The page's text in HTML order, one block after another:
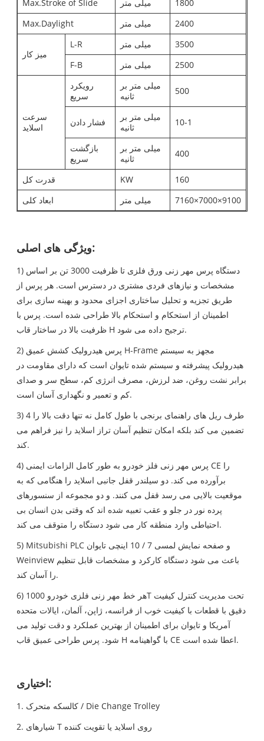
Max.Stroke of Slide میلی متر
1800
Max.Daylight
میلی متر 2400
میز کار
L-R میلی متر
3500
F-B
میلی متر 2500
سرعت
اسلاید
رویکرد
سریع
میلی متر بر
ثانیه
500
فشار دادن
میلی متر بر
ثانیه
10-1
بازگشت
سریع
میلی متر بر
ثانیه
400
قدرت کل KW
160
ابعاد کلی
میلی متر 7160×7000×9100
ویژگی های اصلی:
1) دستگاه پرس مهر زنی ورق فلزی تا ظرفیت 3000 تن بر اساس
مشخصات و نیازهای فردی مشتری در دسترس است. هر پرس از
طریق تجزیه و تحلیل ساختاری اجزای محدود و بهینه سازی برای
اطمینان از استحکام و استحکام بالا طراحی شده است. پرس با
ظرفیت بالا در ساختار قاب H ترجیح داده می شود.
2) پرس هیدرولیک کشش عمیق H-Frame مجهز به سیستم
هیدرولیک پیشرفته و سیستم شده تایوان است که دارای مقاومت در
برابر نشت روغن، ضد لرزش، مصرف انرژی کم، سطح سر و صدای
کم و تعمیر و نگهداری آسان است.
3) 4 طرف ریل های راهنمای برنجی با طول کامل نه تنها دقت بالا را
تضمین می کند بلکه امکان تنظیم آسان تراز اسلاید را نیز فراهم می
کند.
4) پرس مهر زنی فلز خودرو به طور کامل الزامات ایمنی CE را
برآورده می کند. دو سیلندر قفل جانبی اسلاید را هنگامی که به
موقعیت بالایی می رسد قفل می کنند. و دو مجموعه از سنسورهای
پرده نور در جلو و عقب تعبیه شده اند که وقتی بدن انسان بی
احتیاطی وارد منطقه کار می شود دستگاه را متوقف می کند.
5) Mitsubishi PLC و صفحه نمایش لمسی 7 / 10 اینچی تایوان
Weinview باعث می شود دستگاه کارکرد و مشخصات قابل تنظیم
را آسان کند.
6) هر خط مهر زنی فلزی خودرو 1000T تحت مدیریت کنترل کیفیت
دقیق با قطعات با کیفیت خوب از فرانسه، ژاپن، آلمان، ایالات متحده
آمریکا و تایوان برای اطمینان از بهترین عملکرد و دقت تولید می
شود. پرس طراحی عمیق قاب H با گواهینامه CE اعطا شده است.
اختیاری:
1. کالسکه متحرک / Die Change Trolley
2. شیارهای T روی اسلاید یا تقویت کننده